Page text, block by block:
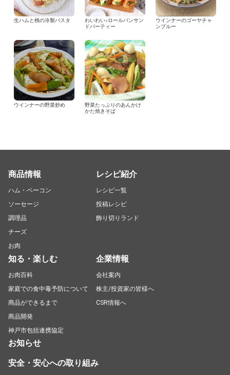
生ハムと桃の冷製パスタ
わいわい♪ロールパンサン
ドパーティー
ウインナーのゴーヤチャ
ンプルー
ウインナーの野菜炒め
野菜たっぷりのあんかけ
かた焼きそば
商品情報
ハム・ベーコン
ソーセージ
調理品
チーズ
お肉
レシピ紹介
レシピ一覧
投稿レシピ
飾り切りランド
知る・楽しむ
お肉百科
家庭での食中毒予防について
商品ができるまで
商品開発
神戸市包括連携協定
企業情報
会社案内
株主/投資家の皆様へ
CSR情報へ
お知らせ
安全・安心への取り組み